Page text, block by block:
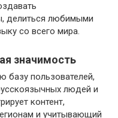
делиться любимыми
со всего мира.
значимость
базу пользователей,
людей и
контент,
и учитывающий